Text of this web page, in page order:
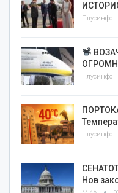
Плусинфо
Плусинфо
Плусинфо
Нов